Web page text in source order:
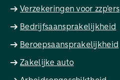
Verzekeringen voor zzp'ers
Bedrijfsaansprakelijkheid
Beroepsaansprakelijkheid
Zakelijke auto